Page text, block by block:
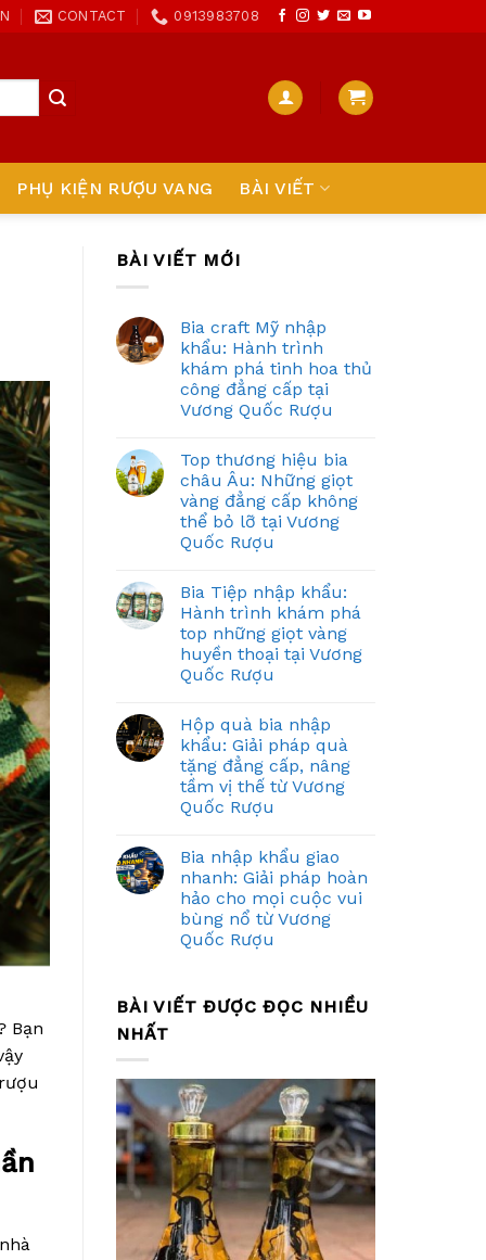
CONTACT 0913983708
PHỤ KIỆN RƯỢU VANG BÀI VIẾT
Bạn
BÀI VIẾT MỚI
Bia craft Mỹ nhập
khẩu: Hành trình
khám phá tinh hoa thủ
công đẳng cấp tại
Vương Quốc Rượu
Top thương hiệu bia
châu Âu: Những giọt
vàng đẳng cấp không
thể bỏ lỡ tại Vương
Quốc Rượu
Bia Tiệp nhập khẩu:
Hành trình khám phá
top những giọt vàng
huyền thoại tại Vương
Quốc Rượu
Hộp quà bia nhập
khẩu: Giải pháp quà
tặng đẳng cấp, nâng
tầm vị thế từ Vương
Quốc Rượu
Bia nhập khẩu giao
nhanh: Giải pháp hoàn
hảo cho mọi cuộc vui
bùng nổ từ Vương
Quốc Rượu
BÀI VIẾT ĐƯỢC ĐỌC NHIỀU
NHẤT